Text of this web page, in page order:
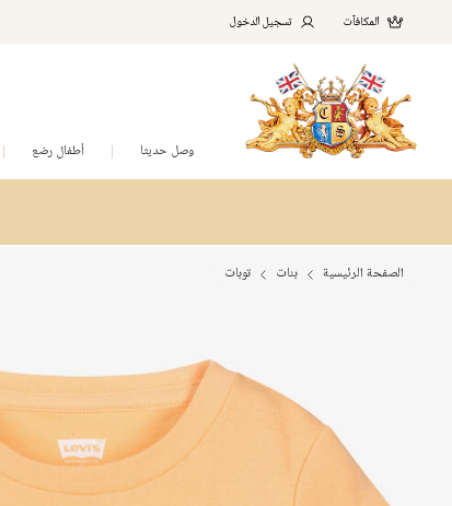
المكافآت تسجيل الدخول
وصل حديثا أطفال رضع
الصفحة الرئيسية بنات توبات